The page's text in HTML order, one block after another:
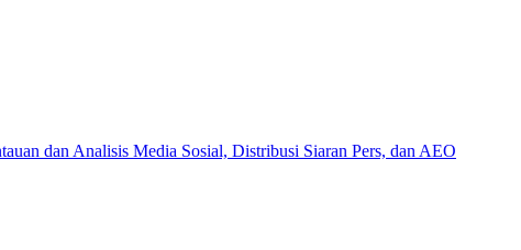
dan Analisis Media Sosial, Distribusi Siaran Pers, dan AEO